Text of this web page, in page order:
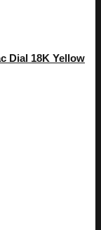
Dial 18K Yellow